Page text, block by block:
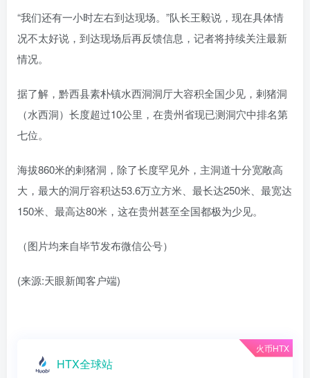
“我们还有一小时左右到达现场。”队长王毅说，现在具体情
况不太好说，到达现场后再反馈信息，记者将持续关注最新
情况。
据了解，黔西县素朴镇水西洞洞厅大容积全国少见，剌猪洞
（水西洞）长度超过10公里，在贵州省现已测洞穴中排名第
七位。
海拔860米的剌猪洞，除了长度罕见外，主洞道十分宽敞高
大，最大的洞厅容积达53.6万立方米、最长达250米、最宽达
150米、最高达80米，这在贵州甚至全国都极为少见。
（图片均来自毕节发布微信公号）
(来源:天眼新闻客户端)
火币HTX
HTX全球站